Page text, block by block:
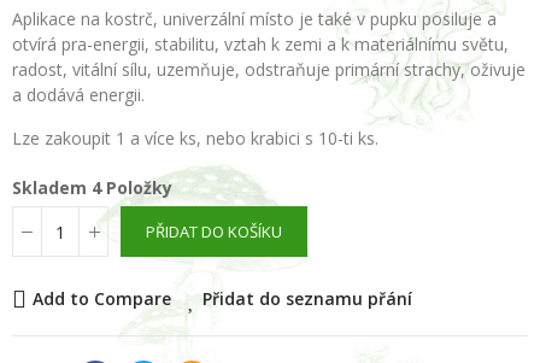
Aplikace na kostrč, univerzální místo je také v pupku posiluje a
otvírá pra-energii, stabilitu, vztah k zemi a k materiálnímu světu,
radost, vitální sílu, uzemňuje, odstraňuje primární strachy, oživuje
a dodává energii.
Lze zakoupit 1 a více ks, nebo krabici s 10-ti ks.
Skladem 4 Položky
PŘIDAT DO KOŠÍKU
Add to Compare Přidat do seznamu přání